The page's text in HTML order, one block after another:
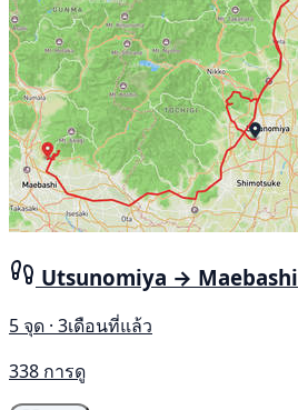
Utsunomiya → Maebashi
5 จุด · 3เดือนที่แล้ว
338 การดู